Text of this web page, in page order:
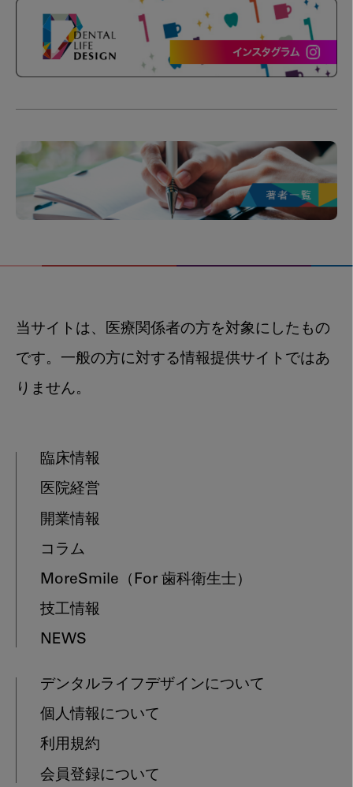
当サイトは、医療関係者の方を対象にしたもの
です。一般の方に対する情報提供サイトではあ
りません。
臨床情報
医院経営
開業情報
コラム
MoreSmile （For 歯科衛生士）
技工情報
NEWS
デンタルライフデザインについて
個人情報について
利用規約
会員登録について